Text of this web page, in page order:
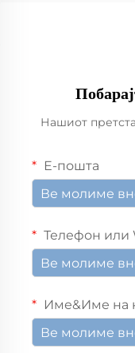
Нашиот
Е-пошта
Телефон или
Име&Име на